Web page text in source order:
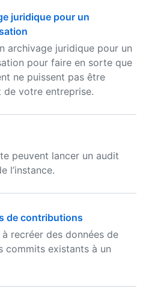
juridique pour un
archivage juridique pour un
pour faire en sorte que
ne puissent pas être
de votre entreprise.
peuvent lancer un audit
l’instance.
de contributions
recréer des données de
commits existants à un